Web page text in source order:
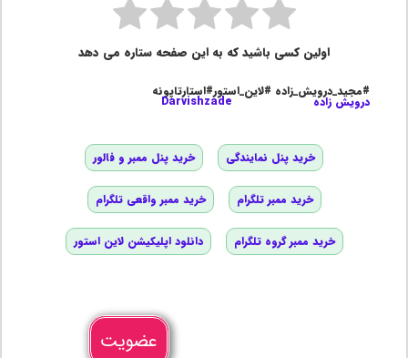
اولین کسی باشید که به این صفحه ستاره می دهد
#مجید_درویش_زاده #لاین_استور#استارتاپونه
درویش زاده Darvishzade
خرید پنل نمایندگی خرید پنل ممبر و فالور
خرید ممبر تلگرام خرید ممبر واقعی تلگرام
خرید ممبر گروه تلگرام دانلود اپلیکیشن لاین استور
عضویت